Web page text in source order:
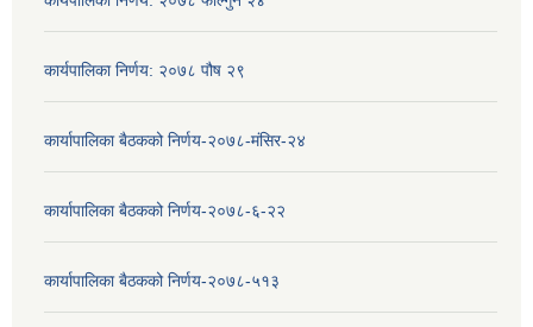
कार्यपालिका निर्णय: २०७८ पौष २९
कार्यापालिका बैठकको निर्णय-२०७८-मंसिर-२४
कार्यापालिका बैठकको निर्णय-२०७८-६-२२
कार्यापालिका बैठकको निर्णय-२०७८-५१३